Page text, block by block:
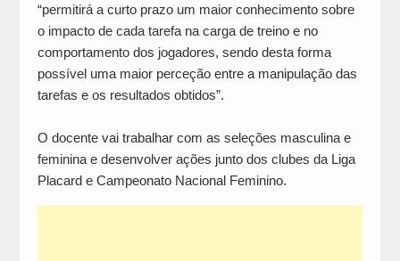
“permitirá a curto prazo um maior conhecimento sobre
o impacto de cada tarefa na carga de treino e no
comportamento dos jogadores, sendo desta forma
possível uma maior perceção entre a manipulação das
tarefas e os resultados obtidos”.
O docente vai trabalhar com as seleções masculina e
feminina e desenvolver ações junto dos clubes da Liga
Placard e Campeonato Nacional Feminino.